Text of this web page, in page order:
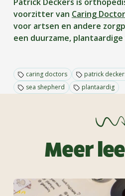
voorzitter van Caring
voor artsen en andere
een duurzame,
caring doctors patrick
sea shepherd
plantaardig
Meer